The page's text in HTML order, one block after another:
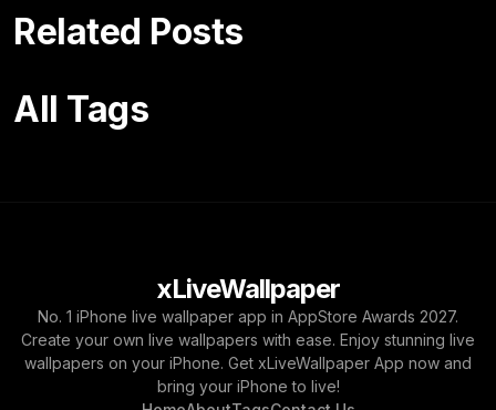
Related Posts
All Tags
xLiveWallpaper
No. 1 iPhone live wallpaper app in AppStore Awards 2027.
Create your own live wallpapers with ease. Enjoy stunning live
wallpapers on your iPhone. Get xLiveWallpaper App now and
bring your iPhone to live!